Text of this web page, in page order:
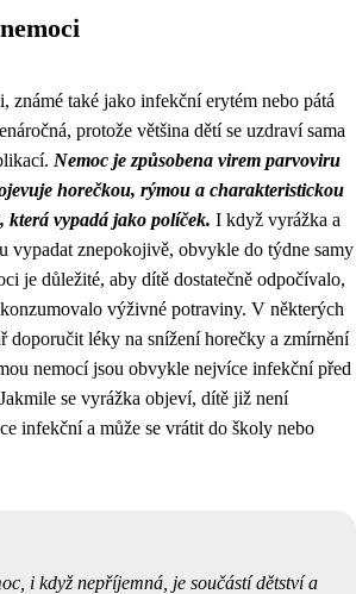
známé také jako infekční erytém nebo pátá
protože většina dětí se uzdraví sama
Nemoc je způsobena virem parvoviru
horečkou, rýmou a charakteristickou
která vypadá jako políček. I když vyrážka a
vypadat znepokojivě, obvykle do týdne samy
je důležité, aby dítě dostatečně odpočívalo,
výživné potraviny. V některých
doporučit léky na snížení horečky a zmírnění
nemocí jsou obvykle nejvíce infekční před
se vyrážka objeví, dítě již není
infekční a může se vrátit do školy nebo
i když nepříjemná, je součástí dětství a